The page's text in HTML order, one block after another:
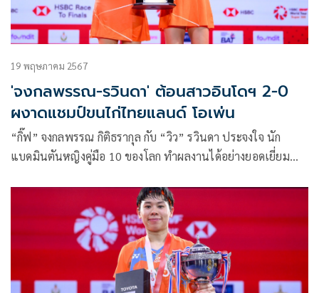
19 พฤษภาคม 2567
'จงกลพรรณ-รวินดา' ต้อนสาวอินโดฯ 2-0
ผงาดแชมป์ขนไก่ไทยแลนด์ โอเพ่น
“กิ๊ฟ” จงกลพรรณ กิติธรากุล กับ “วิว” รวินดา ประจงใจ นัก
แบดมินตันหญิงคู่มือ 10 ของโลก ทำผลงานได้อย่างยอดเยี่ยม
จาก อินโดนีเซีย 2 เกมรวด คว้าแชมป์โตโยต้า ไทยแลนด์ โอเพ่น
2024 ไปครองได้สำเร็จ